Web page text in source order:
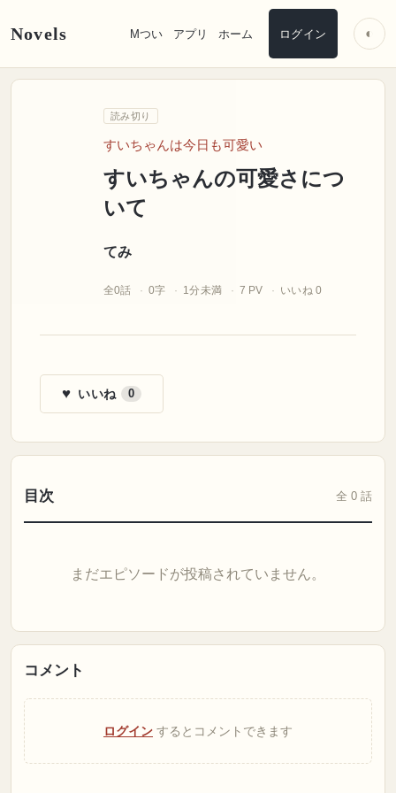
Novels Mつい アプリ ホーム ログイン ◐
読み切り
すいちゃんは今日も可愛い
すいちゃんの可愛さにつ
いて
てみ
全0話 0字 1分未満 7 PV いいね 0
♥ いいね 0
目次 全 0 話
まだエピソードが投稿されていません。
コメント
ログイン するとコメントできます